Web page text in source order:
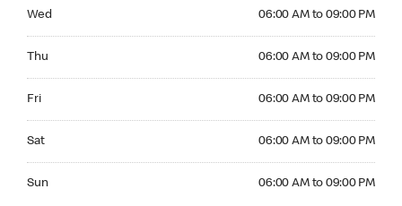
Wed 06:00 AM to 09:00 PM
Thu 06:00 AM to 09:00 PM
Fri 06:00 AM to 09:00 PM
Sat 06:00 AM to 09:00 PM
Sun 06:00 AM to 09:00 PM